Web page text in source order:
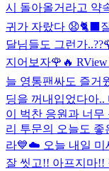
시 돌아올거라고 약
귀가 자랐다 😧🐈‍⬛
달님들도 그런가..??
지어보자🌹🔥
늘 영통팬싸도 즐거
딩을 꺼내입었다아
이 벅찬 응원과 너
리 투문의 오늘도 좋
라💙☁️ 오늘 내일 미
잘 씻고!! 아프지마!!